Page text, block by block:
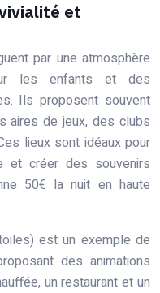
et
par une atmosphère
les enfants et des
Ils proposent souvent
aires de jeux, des clubs
lieux sont idéaux pour
et créer des souvenirs
50€ la nuit en haute
est un exemple de
des animations
un restaurant et un